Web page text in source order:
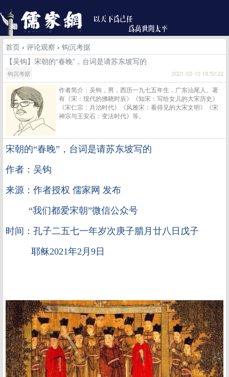
首页 › 评论观察 › 钩沉考据
【吴钩】宋朝的“春晚”，台词是请苏东坡写的
钩沉考据 2021-02-10 18:50:22
作者简介：吴钩，男，西历一九七五年生，广东汕尾人。著
有《宋：现代的拂晓时辰》《知宋：写给女儿的大宋历史》
《宋仁宗：共治时代》《风雅宋：看得见的大宋文明》《宋
神宗与王安石：变法时代》等。
宋朝的“春晚”，台词是请苏东坡写的
作者：吴钩
来源：作者授权 儒家网 发布
“我们都爱宋朝”微信公众号
时间：孔子二五七一年岁次庚子腊月廿八日戊子
耶稣2021年2月9日